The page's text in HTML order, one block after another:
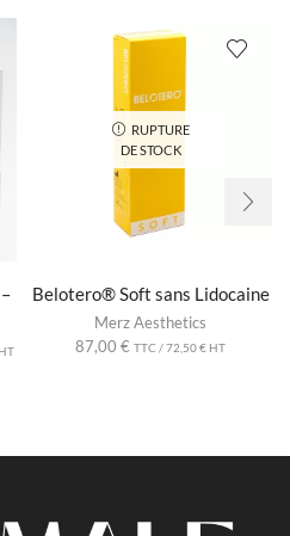
HT
RUPTURE
DE STOCK
Belotero® Soft sans Lidocaine
Merz Aesthetics
87,00 € TTC /72,50€ HT